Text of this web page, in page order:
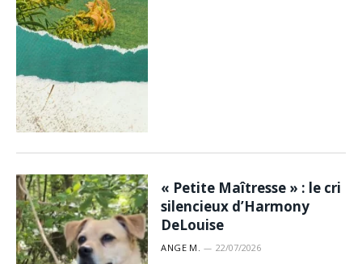
« Petite Maîtresse » : le cri
silencieux d’Harmony
DeLouise
ANGE M. 22/07/2026